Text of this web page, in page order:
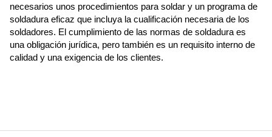
necesarios unos procedimientos para soldar y un programa de
soldadura eficaz que incluya la cualificación necesaria de los
soldadores. El cumplimiento de las normas de soldadura es
una obligación jurídica, pero también es un requisito interno de
calidad y una exigencia de los clientes.